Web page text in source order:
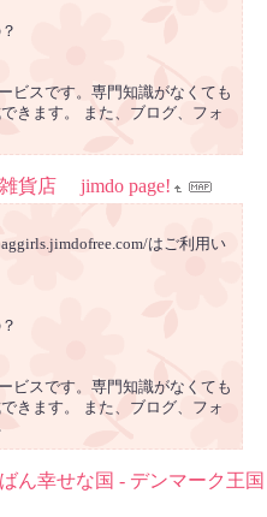
ビスです。専門知識がなくても
きます。 また、ブログ、フォ
貨店 jimdo page!
はご利用い
ビスです。専門知識がなくても
きます。 また、ブログ、フォ
ん幸せな国 - デンマーク王国